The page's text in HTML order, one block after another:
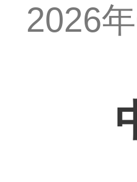
2026